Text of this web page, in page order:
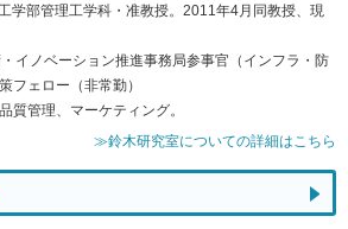
学部管理工学科・准教授。2011年4月同教授、現
イノベーション推進事務局参事官（インフラ・防
フェロー（非常勤）
質管理、マーケティング。
≫鈴木研究室についての詳細はこちら